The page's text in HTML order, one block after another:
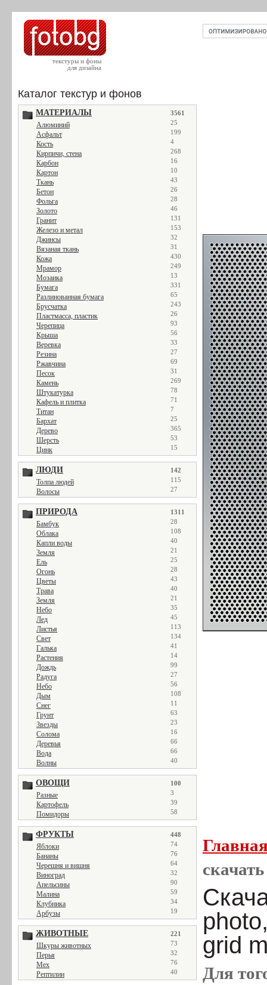
текстуры и фоны
для дизайна
Каталог текстур и фонов
МАТЕРИАЛЫ 3561
Алюминий 25
Асфальт 199
Кость 4
Кирпичи, стена 268
Карбон 16
Картон 10
Ткань 43
Бетон 26
Фольга 28
Золото 46
Гранит 131
Железо и метал 153
Джинсы 32
Вязаная ткань 31
Кожа 430
Мрамор 249
Мозаика 13
Бумага 331
Разлинованная бумага 65
Брусчатка 243
Пластмасса, пластик 26
Черепица 93
Крыша 56
Веревка 33
Резина 27
Ржавчина 69
Песок 31
Камень 269
Штукатурка 78
Кафель и плитка 71
Титан 7
Бархат 25
Дерево 365
Шерсть 53
Цинк 15
ЛЮДИ 142
Толпа людей 115
Волосы 27
ПРИРОДА 1311
Бамбук 28
Облака 108
Капли воды 40
Земля 21
Ель 25
Огонь 28
Цветы 43
Трава 40
Земля 21
Небо 35
Лед 45
Листья 113
Свет 134
Галька 41
Растения 14
Дождь 99
Радуга 27
Небо 56
Дым 108
Снег 11
Грунт 63
Звезды 23
Солома 16
Деревья 66
Вода 66
Волны 40
ОВОЩИ 100
Разные 3
Картофель 39
Помидоры 58
ФРУКТЫ 448
Яблоки 74
Бананы 76
Черешня и вишня 64
Виноград 32
Апельсины 90
Малина 59
Клубника 34
Арбузы 19
ЖИВОТНЫЕ 221
Шкуры животных 73
Перья 32
Мех 76
Рептилии 40
grid
Для